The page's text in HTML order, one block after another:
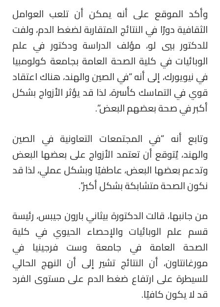
وأكد الموقع على أنه يمكن أن تلعب العوامل
الثقافية دورًا في النتائج المتقاربة لضغط الدم، ولفت
للدكتور بيي لو، مؤلف الدراسة ودكتور في علم
الوبائيات في كلية الصحة العامة بجامعة كولومبيا
في نيويورك، إلى أنه “في الصين والهند، هناك اعتقاد
قوي في التماسك كأسرة، لذا قد يؤثر الأزواج بشكل
أكبر في صحة بعضهم البعض”.
وتابع أنه “في المجتمعات التعاونية في الصين
والهند، يُتوقع أن تعتمد الأزواج على بعضها البعض
وتدعم بعضها البعض، عاطفيًا وبشكل عملي، لذا قد
نكون الصحة متشابكة بشكل أكبر”.
من جانبها، قالت الدكتورة بيثاني بارون جيبس، رئيسة
قسم علم الوبائيات والإحصاء الحيوي في كلية
الصحة العامة في جامعة وست فرجينيا في
مورغانتاون، أن النتائج تشير إلى أن النهج الحالي
للسيطرة على ارتفاع ضغط الدم على مستوى الفرد
قد لا يكون كافيًا.